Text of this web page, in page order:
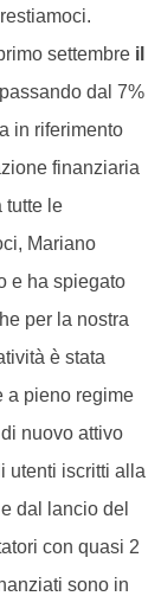
settembre il
dal 7%
in riferimento
finanziaria
tutte le
Mariano
e ha spiegato
per la nostra
è stata
a pieno regime
nuovo attivo
utenti iscritti alla
dal lancio del
con quasi 2
sono in